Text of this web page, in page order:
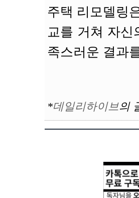
주택 리모델링
교를 거쳐 자신
족스러운 결과
*데일리하이브의